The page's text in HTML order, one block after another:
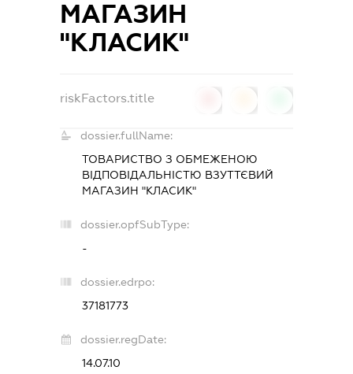
МАГАЗИН
"КЛАСИК"
riskFactors.title
dossier.fullName:
ТОВАРИСТВО З ОБМЕЖЕНОЮ
ВІДПОВІДАЛЬНІСТЮ ВЗУТТЄВИЙ
МАГАЗИН "КЛАСИК"
dossier.opfSubType:
-
dossier.edrpo:
37181773
dossier.regDate:
14.07.10